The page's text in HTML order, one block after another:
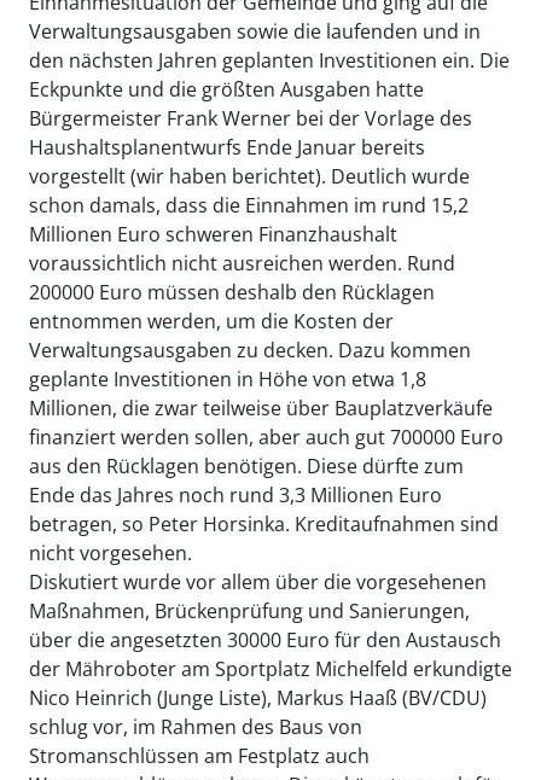
Verwaltungsausgaben sowie die laufenden und in
den nächsten Jahren geplanten Investitionen ein. Die
Eckpunkte und die größten Ausgaben hatte
Bürgermeister Frank Werner bei der Vorlage des
Haushaltsplanentwurfs Ende Januar bereits
vorgestellt (wir haben berichtet). Deutlich wurde
schon damals, dass die Einnahmen im rund 15,2
Millionen Euro schweren Finanzhaushalt
voraussichtlich nicht ausreichen werden. Rund
200000 Euro müssen deshalb den Rücklagen
entnommen werden, um die Kosten der
Verwaltungsausgaben zu decken. Dazu kommen
geplante Investitionen in Höhe von etwa 1,8
Millionen, die zwar teilweise über Bauplatzverkäufe
finanziert werden sollen, aber auch gut 700000 Euro
aus den Rücklagen benötigen. Diese dürfte zum
Ende das Jahres noch rund 3,3 Millionen Euro
betragen, so Peter Horsinka. Kreditaufnahmen sind
nicht vorgesehen.
Diskutiert wurde vor allem über die vorgesehenen
Maßnahmen, Brückenprüfung und Sanierungen,
über die angesetzten 30000 Euro für den Austausch
der Mähroboter am Sportplatz Michelfeld erkundigte
Nico Heinrich (Junge Liste), Markus Haaß (BV/CDU)
schlug vor, im Rahmen des Baus von
Stromanschlüssen am Festplatz auch